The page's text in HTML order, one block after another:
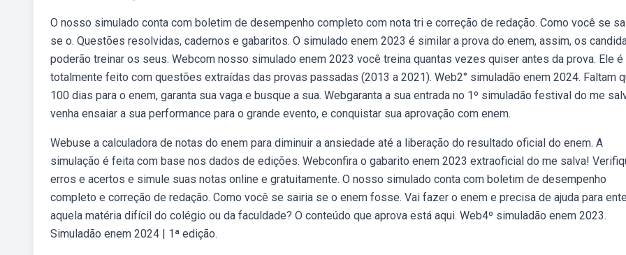
O nosso simulado conta com boletim de desempenho completo com nota tri e correção de redação. Como você se
se o. Questões resolvidas, cadernos e gabaritos. O simulado enem 2023 é similar a prova do enem, assim, os
poderão treinar os seus. Webcom nosso simulado enem 2023 você treina quantas vezes quiser antes da prova. Ele é
totalmente feito com questões extraídas das provas passadas (2013 a 2021). Web2° simuladão enem 2024. Faltam
100 dias para o enem, garanta sua vaga e busque a sua. Webgaranta a sua entrada no 1º simuladão festival do me
venha ensaiar a sua performance para o grande evento, e conquistar sua aprovação com enem.
Webuse a calculadora de notas do enem para diminuir a ansiedade até a liberação do resultado oficial do enem. A
simulação é feita com base nos dados de edições. Webconfira o gabarito enem 2023 extraoficial do me salva!
erros e acertos e simule suas notas online e gratuitamente. O nosso simulado conta com boletim de desempenho
completo e correção de redação. Como você se sairia se o enem fosse. Vai fazer o enem e precisa de ajuda para
aquela matéria difícil do colégio ou da faculdade? O conteúdo que aprova está aqui. Web4º simuladão enem 2023.
Simuladão enem 2024 | 1ª edição.